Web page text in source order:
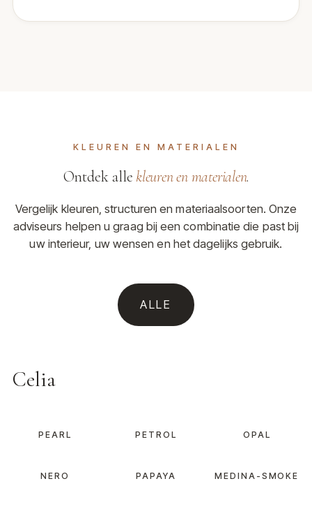
KLEUREN EN MATERIALEN
Ontdek alle kleuren en materialen.
Vergelijk kleuren, structuren en materiaalsoorten. Onze
adviseurs helpen u graag bij een combinatie die past bij
uw interieur, uw wensen en het dagelijks gebruik.
ALLE
Celia
PEARL PETROL OPAL
NERO PAPAYA MEDINA-SMOKE